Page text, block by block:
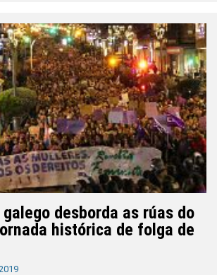
desborda as rúas do
histórica de folga de